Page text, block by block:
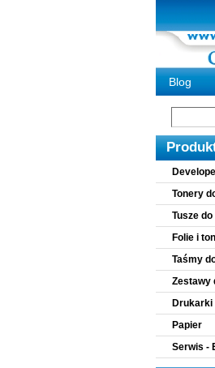
Blog
szukaj
Tonery
Tusze
Folie i
Taśmy
Zestawy
Drukarki
Papier
Serwis -